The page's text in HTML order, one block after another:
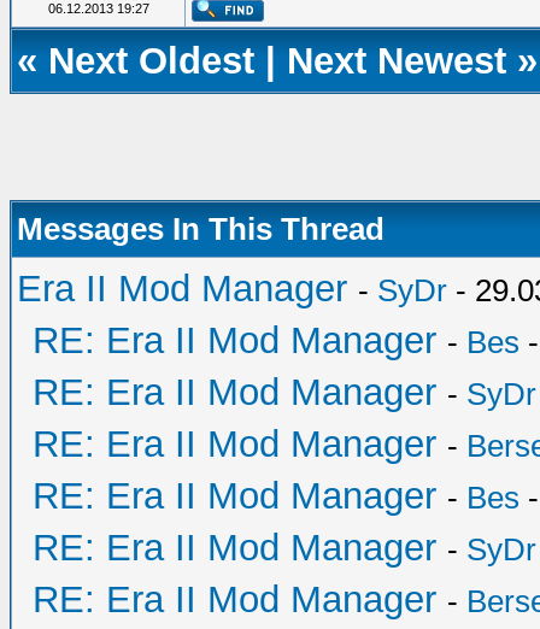
06.12.2013 19:27
« Next Oldest Next Newest »
Messages In This Thread
Era II Mod Manager - SyDr -
RE: Era II Mod Manager - Bes
RE: Era II Mod Manager - SyDr
RE: Era II Mod Manager -
RE: Era II Mod Manager - Bes
RE: Era II Mod Manager - SyDr
RE: Era II Mod Manager -